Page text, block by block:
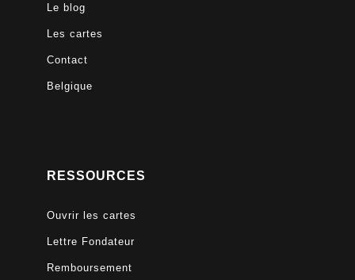
Le blog
Les cartes
Contact
Belgique
RESSOURCES
Ouvrir les cartes
Lettre Fondateur
Remboursement